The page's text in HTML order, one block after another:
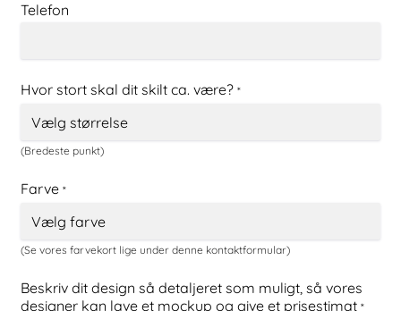
Telefon
Hvor stort skal dit skilt ca. være? *
(Bredeste punkt)
Farve *
(Se vores farvekort lige under denne kontaktformular)
Beskriv dit design så detaljeret som muligt, så vores
designer kan lave et mockup og give et prisestimat *